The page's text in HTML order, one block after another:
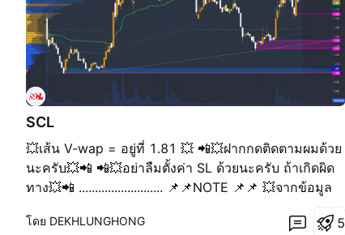
SCL
💥เส้น V-wap = อยู่ที่ 1.81 💥 📲💥ฝากกดติดตามผมด้วย
นะครับ💥📲 📲💥อย่าลืมตั้งค่า SL ด้วยนะครับ ถ้าเกิดผิด
ทาง💥📲 .......................... 📌📌NOTE 📌📌 💥จากข้อมูล
ข้อมูลที่ลงเป็นเพียงการตั้งค่าวิเคราะห์จากตัวกร๊าฟ เป็น
โดย DEKHLUNGHONG 5